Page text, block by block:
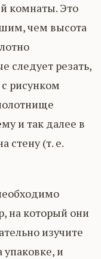
комнаты. Это
чем высота
следует резать,
рисунком
и так далее в
стену (т. е.
на который они
изучите
и